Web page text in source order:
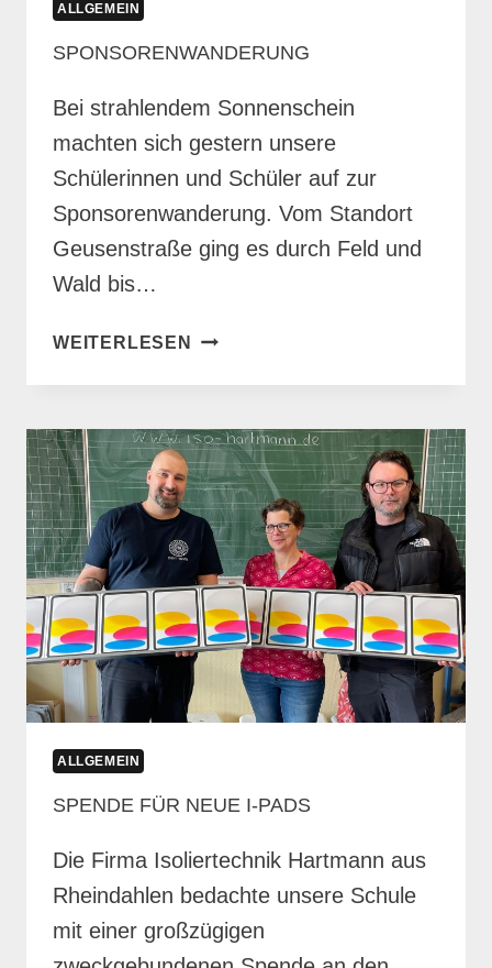
ALLGEMEIN
SPONSORENWANDERUNG
Bei strahlendem Sonnenschein
machten sich gestern unsere
Schülerinnen und Schüler auf zur
Sponsorenwanderung. Vom Standort
Geusenstraße ging es durch Feld und
Wald bis…
WEITERLESEN SPONSORENWANDERUNG
ALLGEMEIN
SPENDE FÜR NEUE I-PADS
Die Firma Isoliertechnik Hartmann aus
Rheindahlen bedachte unsere Schule
mit einer großzügigen